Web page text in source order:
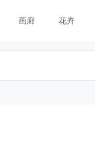
画廊 花卉